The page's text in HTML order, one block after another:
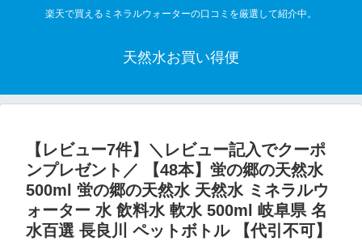
楽天で買えるミネラルウォーターの口コミを厳選して紹介中。
天然水お買い得便
【レビュー7件】＼レビュー記入でクーポ
ンプレゼント／ 【48本】蛍の郷の天然水
500ml 蛍の郷の天然水 天然水 ミネラルウ
ォーター 水 飲料水 軟水 500ml 岐阜県 名
水百選 長良川 ペットボトル 【代引不可】